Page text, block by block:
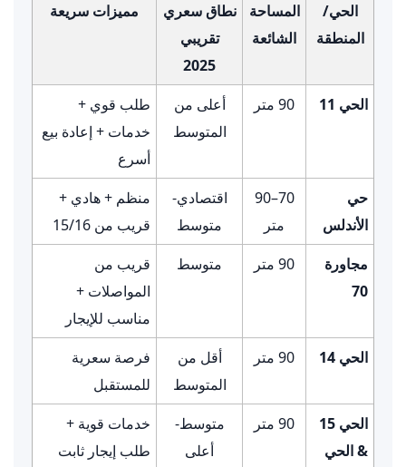
الحي/
المنطقة
المساحة
الشائعة
نطاق سعري
تقريبي
2025
مميزات سريعة
الحي 11 90 متر
أعلى من
المتوسط
طلب قوي +
خدمات + إعادة بيع
أسرع
حي
الأندلس
70–90
متر
اقتصادي-
متوسط
منظم + هادي +
قريب من 15/16
مجاورة
70
90 متر متوسط
قريب من
المواصلات +
مناسب للإيجار
الحي 14
90 متر
أقل من
المتوسط
فرصة سعرية
للمستقبل
الحي 15
& الحي
90 متر
متوسط-
أعلى
خدمات قوية +
طلب إيجار ثابت